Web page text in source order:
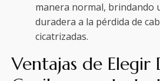
manera normal, brindando
duradera a la pérdida de
cicatrizadas.
Ventajas de Elegir